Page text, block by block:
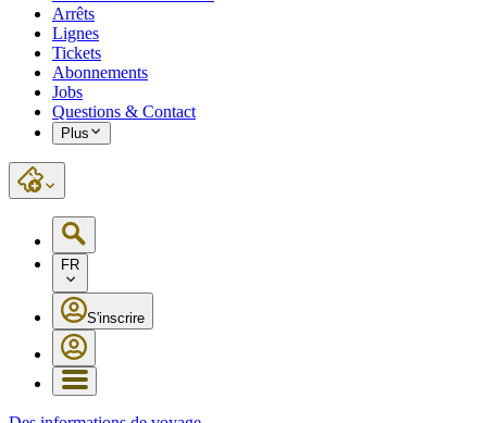
Arrêts
Lignes
Tickets
Abonnements
Jobs
Questions & Contact
Plus
FR
S'inscrire